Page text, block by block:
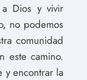
Dios y vivir
no podemos
comunidad
este camino.
y encontrar la